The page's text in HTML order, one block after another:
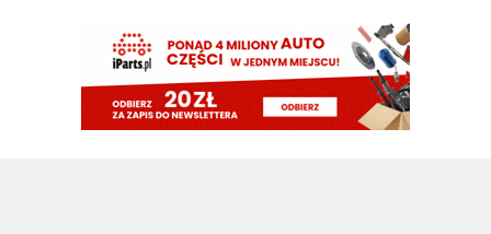
08.08.2026 15:03
diouf ma fajny pęd na bramke
08.08.2026 15:03
Ty nazwałeś go plackiem przypominam